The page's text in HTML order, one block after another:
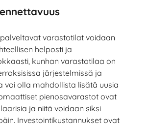
varastotilat voidaan
helposti ja
kunhan varastotilaa on
järjestelmissä ja
voi olla mahdollista lisätä uusia
pienosavarastot ovat
ja niitä voidaan siksi
Investointikustannukset ovat